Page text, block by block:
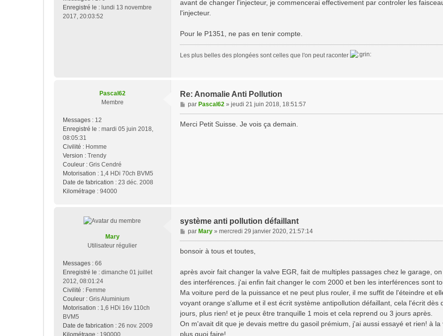
Enregistré le : lundi 13 novembre
2017, 20:03:52
a
e
avant de changer l'injecteur, je commencerai effectivement par controler les
l'injecteur.
Pour le P1351, ne pas en tenir compte.
Les plus belles des plongées sont celles que l'on peut raconter
Pascal62
Membre
Messages : 12
Enregistré le : mardi 05 juin 2018,
08:05:31
Civilité : Homme
Version : Trendy
Couleur : Gris Cendré
Motorisation : 1,4 HDi 70ch BVM5
Date de fabrication : 23 déc. 2008
Kilométrage : 94000
Re: Anomalie Anti Pollution
M
e
s
par Pascal62» jeudi 21 juin 2018, 18:51:57
Merci Petit Suisse. Je vois ça demain.
Mary
Utilisateur régulier
Messages : 66
Enregistré le : dimanche 01 juillet
2012, 08:01:24
Civilité : Femme
Couleur : Gris Aluminium
Motorisation : 1,6 HDi 16v 110ch
BVM5
Date de fabrication : 26 nov. 2009
Kilométrage : 190000
système anti pollution défaillant
M
e
s
g
e
par Mary» mercredi 29 janvier 2020, 21:57:14
bonsoir à tous et toutes,
après avoir fait changer la valve EGR, fait de multiples passages chez le garage,
des interférences. j'ai enfin fait changer le com 2000 et ben les interférences sont
Ma voiture perd de la puissance et ne peut plus rouler, il me suffit de l'éteindre et
voyant orange s'allume et il est écrit système antipollution défaillant, cela l'écrit
jours, plus rien! et je peux être tranquille 1 mois et cela reprend ou 3 jours après.
On m'avait dit que je devais mettre du gasoil prémium, j'ai aussi essayé et rien! à
plus quoi faire!